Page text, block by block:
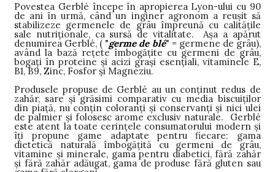
Povestea Gerblé începe în apropierea Lyon-ului cu 90
de ani în urmă, când un inginer agronom a reușit să
stabilizeze germenele de grâu împreună cu calitățile
sale nutriționale, ca sursă de vitalitate. Așa a apărut
denumirea Gerblé, ( "germe de blé" = germene de grâu),
având la bază rețete îmbogățite cu germeni de grâu,
bogați în proteine și acizi grași esențiali, vitaminele E,
B1, B9, Zinc, Fosfor și Magneziu.
Produsele propuse de Gerblé au un conţinut redus de
zahăr, sare şi grăsimi comparativ cu media biscuiţilor
din piaţă, nu conțin coloranţi şi conservanţi și nici ulei
de palmier și folosesc arome exclusiv naturale. Gerblé
este atent la toate cerințele consumatorului modern și
îți propune game adaptate pentru fiecare: gama
dietetică naturală îmbogăţită cu germeni de grâu,
vitamine şi minerale, gama pentru diabetici, fără zahăr
şi fără zahăr adăugat, gama de produse fără gluten sau